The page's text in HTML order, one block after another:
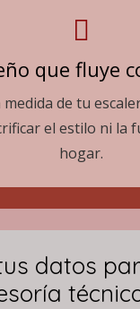
que fluye
medida de tu
el estilo ni la
hogar.
datos